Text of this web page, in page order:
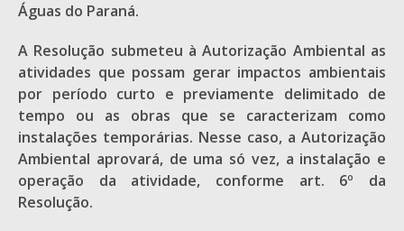
Águas do Paraná.
A Resolução submeteu à Autorização Ambiental as
atividades que possam gerar impactos ambientais
por período curto e previamente delimitado de
tempo ou as obras que se caracterizam como
instalações temporárias. Nesse caso, a Autorização
Ambiental aprovará, de uma só vez, a instalação e
operação da atividade, conforme art. 6º da
Resolução.